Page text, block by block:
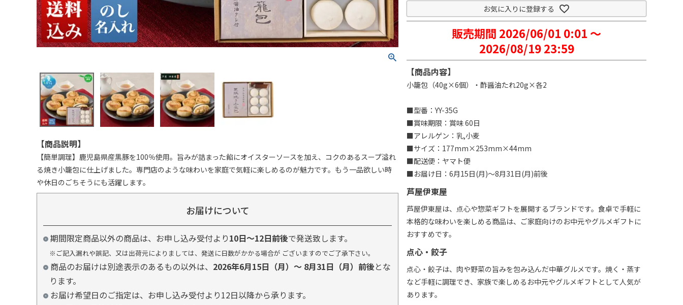
【商品説明】
【簡単調理】鹿児島県産黒豚を100％使用。旨みが詰まった餡にオイスターソースを加え、コクのあるスープ溢れ
る焼き小籠包に仕上げました。専門店のような味わいを家庭で気軽に楽しめるのが魅力です。もう一品欲しい時
や休日のごちそうにも活躍します。
お届けについて
期間限定商品以外の商品は、お申し込み受付より10日～12日前後で発送致します。
※ご記入漏れや誤記、又は出荷元によりましては、発送に日数がかかる場合が ございますのでご了承下さい。
商品のお届けは別途表示のあるもの以外は、 2026年6月15日（月）～ 8月31日（月）前後とな
ります。
お届け希望日のご指定は、お申し込み受付より12日以降から承ります。
お気に入りに登録する
販売期間 2026/06/01 0:01 〜
2026/08/19 23:59
【商品内容】
小籠包（40g×6個）・酢醤油たれ20g×各2
■型番：YY-35G
■賞味期限：賞味 60日
■アレルゲン：乳,小麦
■サイズ：177mm×253mm×44mm
■配送便：ヤマト便
■お届け日：6月15日(月)～8月31日(月)前後
芦屋伊東屋
芦屋伊東屋は、点心や惣菜ギフトを展開するブランドです。食卓で手軽に
本格的な味わいを楽しめる商品は、ご家庭向けのお中元やグルメギフトに
おすすめです。
点心・餃子
点心・餃子は、肉や野菜の旨みを包み込んだ中華グルメです。焼く・蒸す
など手軽に調理でき、家族で楽しめるお中元やグルメギフトとして人気が
あります。